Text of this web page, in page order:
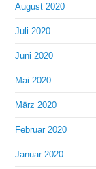
August 2020
Juli 2020
Juni 2020
Mai 2020
März 2020
Februar 2020
Januar 2020